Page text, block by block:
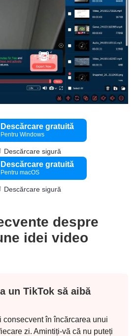
Descărcare gratuită
Pentru Windows
Descărcare sigură
Descărcare gratuită
Pentru macOS
Descărcare sigură
despre
idei video
un TikTok să aibă
consecvent în încărcarea unui
zi. Amintiți-vă că nu puteți